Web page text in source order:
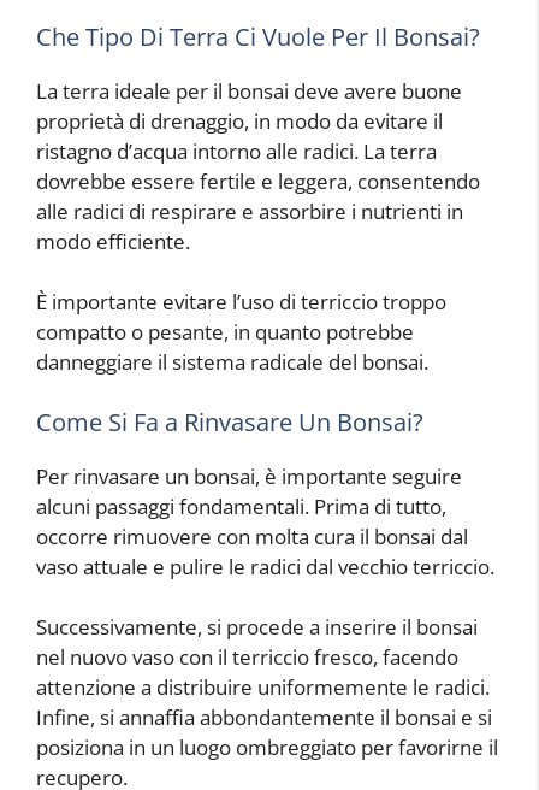
Che Tipo Di Terra Ci Vuole Per Il Bonsai?
La terra ideale per il bonsai deve avere buone
proprietà di drenaggio, in modo da evitare il
ristagno d’acqua intorno alle radici. La terra
dovrebbe essere fertile e leggera, consentendo
alle radici di respirare e assorbire i nutrienti in
modo efficiente.
È importante evitare l’uso di terriccio troppo
compatto o pesante, in quanto potrebbe
danneggiare il sistema radicale del bonsai.
Come Si Fa a Rinvasare Un Bonsai?
Per rinvasare un bonsai, è importante seguire
alcuni passaggi fondamentali. Prima di tutto,
occorre rimuovere con molta cura il bonsai dal
vaso attuale e pulire le radici dal vecchio terriccio.
Successivamente, si procede a inserire il bonsai
nel nuovo vaso con il terriccio fresco, facendo
attenzione a distribuire uniformemente le radici.
Infine, si annaffia abbondantemente il bonsai e si
posiziona in un luogo ombreggiato per favorirne il
recupero.